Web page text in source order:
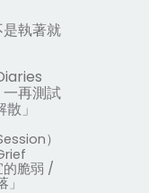
執著就
一再測試
」
）
脆弱 /